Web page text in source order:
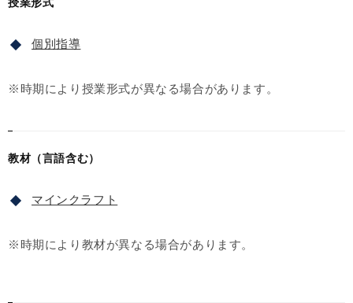
個別指導
※時期により授業形式が異なる場合があります。
教材（言語含む）
マインクラフト
※時期により教材が異なる場合があります。